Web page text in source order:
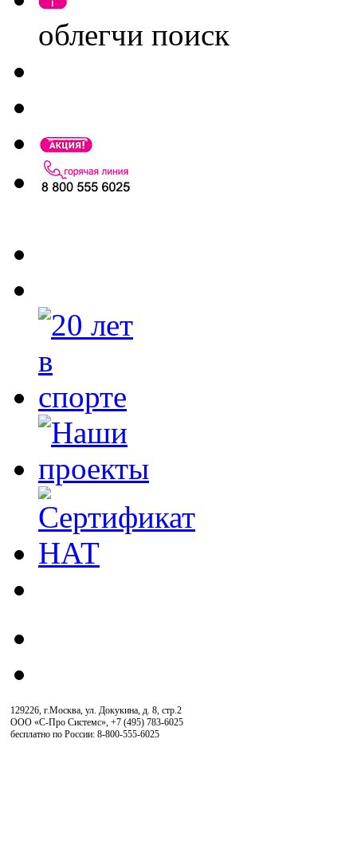
облегчи поиск
129226, г.Москва, ул. Докукина, д. 8, стр.2
ООО «С-Про Системс», +7 (495) 783-6025
бесплатно по России: 8-800-555-6025